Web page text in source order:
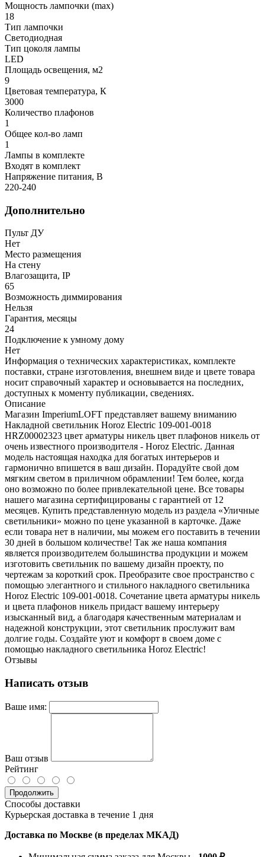
Мощность лампочки (max)
18
Тип лампочки
Светодиодная
Тип цоколя лампы
LED
Площадь освещения, м2
9
Цветовая температура, К
3000
Количество плафонов
1
Общее кол-во ламп
1
Лампы в комплекте
Входят в комплект
Напряжение питания, В
220-240
Дополнительно
Пульт ДУ
Нет
Место размещения
На стену
Влагозащита, IP
65
Возможность диммирования
Нельзя
Гарантия, месяцы
24
Подключение к умному дому
Нет
Информация о технических характеристиках, комплекте
поставки, стране изготовления, внешнем виде и цвете товара
носит справочный характер и основывается на последних,
доступных к моменту публикации, сведениях.
Описание
Магазин ImperiumLOFT представляет вашему вниманию
Накладной светильник Horoz Electric 109-001-0018
HRZ00002323 цвет арматуры никель цвет плафонов никель от
очень известного производителя - Horoz Electric. Данная
модель настоящая находка для богатых интерьеров и
гармонично впишется в ваш дизайн. Порадуйте свой дом
мягким светом в приличном обрамлении! Тем более, когда
оно возможно по более привлекательной цене. Все товары
нашего магазина сертифицированы с гарантией от 12
месяцев. Купить представленную модель из раздела «Уличные
светильники» можно по цене указанной в карточке. Даже
если товара нет в наличии, мы можем его поставить в течении
30 дней в большом количестве! Так же наша компания
является производителем большинства продукции и можем
изготовить светильник по вашему дизайн проекту, по
чертежам за короткий срок. Преобразите свое пространство с
помощью элегантного и стильного накладного светильника
Horoz Electric 109-001-0018. Сочетание цвета арматуры никель
и цвета плафонов никель придаст вашему интерьеру
изысканный вид, а благодаря качественным материалам и
надежной конструкции, этот светильник прослужит вам
долгие годы. Создайте уют и комфорт в своем доме с
помощью накладного светильника Horoz Electric!
Отзывы
Написать отзыв
Ваше имя:
Ваш отзыв
Рейтинг
Продолжить
Способы доставки
Курьерская доставка в течение 1 дня
Доставка по Москве (в пределах МКАД)